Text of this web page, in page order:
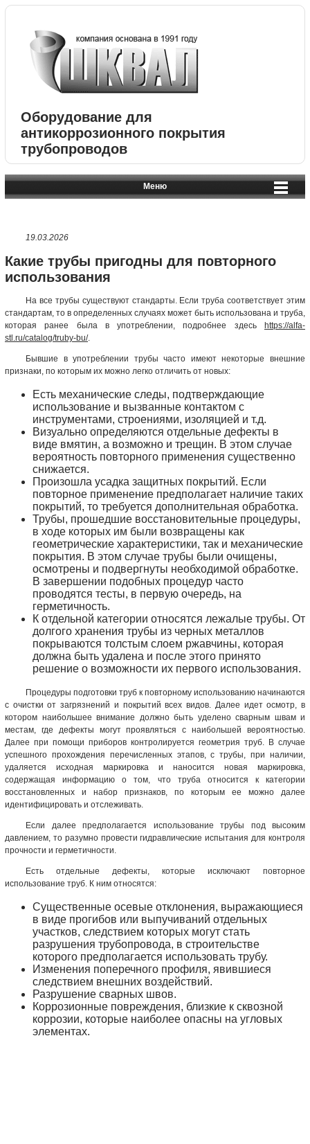
Оборудование для
антикоррозионного покрытия
трубопроводов
Меню
19.03.2026
Какие трубы пригодны для повторного
использования
На все трубы существуют стандарты. Если труба соответствует этим
стандартам, то в определенных случаях может быть использована и труба,
которая ранее была в употреблении, подробнее здесь
https://alfa-
stl.ru/catalog/truby-bu/.
Бывшие в употреблении трубы часто имеют некоторые внешние
признаки, по которым их можно легко отличить от новых:
Есть механические следы, подтверждающие
использование и вызванные контактом с
инструментами, строениями, изоляцией и т.д.
Визуально определяются отдельные дефекты в
виде вмятин, а возможно и трещин. В этом случае
вероятность повторного применения существенно
снижается.
Произошла усадка защитных покрытий. Если
повторное применение предполагает наличие таких
покрытий, то требуется дополнительная обработка.
Трубы, прошедшие восстановительные процедуры,
в ходе которых им были возвращены как
геометрические характеристики, так и механические
покрытия. В этом случае трубы были очищены,
осмотрены и подвергнуты необходимой обработке.
В завершении подобных процедур часто
проводятся тесты, в первую очередь, на
герметичность.
К отдельной категории относятся лежалые трубы. От
долгого хранения трубы из черных металлов
покрываются толстым слоем ржавчины, которая
должна быть удалена и после этого принято
решение о возможности их первого использования.
Процедуры подготовки труб к повторному использованию начинаются
с очистки от загрязнений и покрытий всех видов. Далее идет осмотр, в
котором наибольшее внимание должно быть уделено сварным швам и
местам, где дефекты могут проявляться с наибольшей вероятностью.
Далее при помощи приборов контролируется геометрия труб. В случае
успешного прохождения перечисленных этапов, с трубы, при наличии,
удаляется исходная маркировка и наносится новая маркировка,
содержащая информацию о том, что труба относится к категории
восстановленных и набор признаков, по которым ее можно далее
идентифицировать и отслеживать.
Если далее предполагается использование трубы под высоким
давлением, то разумно провести гидравлические испытания для контроля
прочности и герметичности.
Есть отдельные дефекты, которые исключают повторное
использование труб. К ним относятся:
Существенные осевые отклонения, выражающиеся
в виде прогибов или выпучиваний отдельных
участков, следствием которых могут стать
разрушения трубопровода, в строительстве
которого предполагается использовать трубу.
Изменения поперечного профиля, явившиеся
следствием внешних воздействий.
Разрушение сварных швов.
Коррозионные повреждения, близкие к сквозной
коррозии, которые наиболее опасны на угловых
элементах.